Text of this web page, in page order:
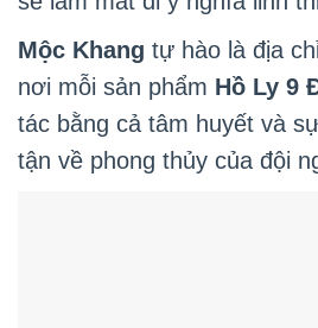
Mộc Khang tự hào là địa
nơi mỗi sản phẩm Hồ Ly 9
tác bằng cả tâm huyết và
tận về phong thủy của đội